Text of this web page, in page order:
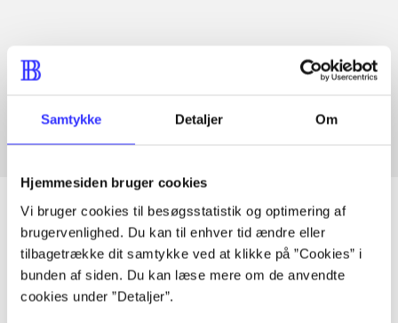
Samtykke Detaljer Om
Hjemmesiden bruger cookies
Vi bruger cookies til besøgsstatistik og optimering af
brugervenlighed. Du kan til enhver tid ændre eller
tilbagetrække dit samtykke ved at klikke på ”Cookies” i
bunden af siden. Du kan læse mere om de anvendte
cookies under ”Detaljer”.
Artikler med samme emner
Fra
Artikler
Alle registrerede artikler fordelt på udgivelser